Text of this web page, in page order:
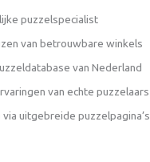
puzzelspecialist
van betrouwbare winkels
van Nederland
van echte puzzelaars
uitgebreide puzzelpagina’s